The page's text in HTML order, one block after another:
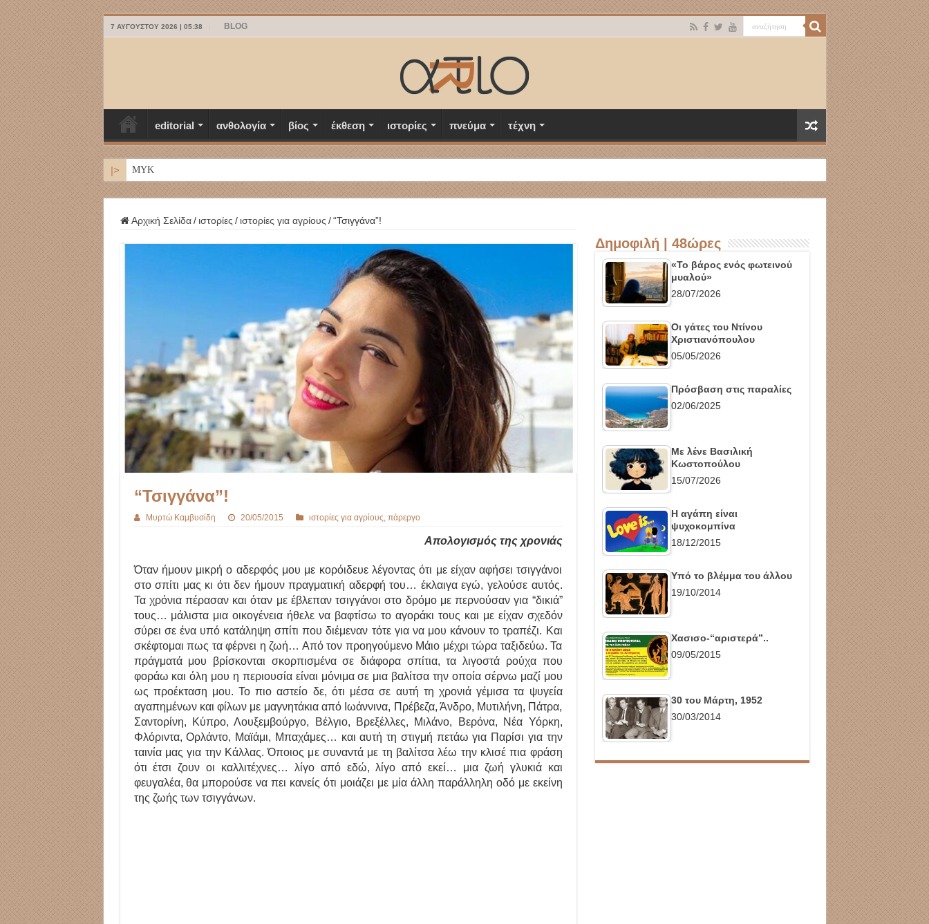
7 ΑΥΓΟΎΣΤΟΥ 2026 | 05:38 BLOG
editorial ανθολογία βίος έκθεση ιστορίες πνεύμα τέχνη
|> ΜΥΚΟΝΟΣ
Αρχική Σελίδα / ιστορίες / ιστορίες για αγρίους / “Τσιγγάνα”!
“Τσιγγάνα”!
Μυρτώ Καμβυσίδη 20/05/2015 ιστορίες για αγρίους πάρεργο
Aπολογισμός της χρονιάς
Όταν ήμουν μικρή ο αδερφός μου με κορόιδευε λέγοντας ότι με είχαν αφήσει τσιγγάνοι
στο σπίτι μας κι ότι δεν ήμουν πραγματική αδερφή του… έκλαιγα εγώ, γελούσε αυτός.
Τα χρόνια πέρασαν και όταν με έβλεπαν τσιγγάνοι στο δρόμο με περνούσαν για “δικιά”
τους… μάλιστα μια οικογένεια ήθελε να βαφτίσω το αγοράκι τους και με είχαν σχεδόν
σύρει σε ένα υπό κατάληψη σπίτι που διέμεναν τότε για να μου κάνουν το τραπέζι. Και
σκέφτομαι πως τα φέρνει η ζωή… Από τον προηγούμενο Μάιο μέχρι τώρα ταξιδεύω. Τα
πράγματά μου βρίσκονται σκορπισμένα σε διάφορα σπίτια, τα λιγοστά ρούχα που
φοράω και όλη μου η περιουσία είναι μόνιμα σε μια βαλίτσα την οποία σέρνω μαζί μου
ως προέκταση μου. Το πιο αστείο δε, ότι μέσα σε αυτή τη χρονιά γέμισα τα ψυγεία
αγαπημένων και φίλων με μαγνητάκια από Ιωάννινα, Πρέβεζα, Άνδρο, Μυτιλήνη, Πάτρα,
Σαντορίνη, Κύπρο, Λουξεμβούργο, Βέλγιο, Βρεξέλλες, Μιλάνο, Βερόνα, Νέα Υόρκη,
Φλόριντα, Ορλάντο, Μαϊάμι, Μπαχάμες… και αυτή τη στιγμή πετάω για Παρίσι για την
ταινία μας για την Κάλλας. Όποιος με συναντά με τη βαλίτσα λέω την κλισέ πια φράση
ότι έτσι ζουν οι καλλιτέχνες… λίγο από εδώ, λίγο από εκεί… μια ζωή γλυκιά και
φευγαλέα, θα μπορούσε να πει κανείς ότι μοιάζει με μία άλλη παράλληλη οδό με εκείνη
της ζωής των τσιγγάνων.
Δημοφιλή | 48ώρες
«Το βάρος ενός φωτεινού
μυαλού»
28/07/2026
Οι γάτες του Ντίνου
Χριστιανόπουλου
05/05/2026
Πρόσβαση στις παραλίες
02/06/2025
Με λένε Βασιλική
Κωστοπούλου
15/07/2026
Η αγάπη είναι
ψυχοκομπίνα
18/12/2015
Υπό το βλέμμα του άλλου
19/10/2014
Χασισο-“αριστερά”..
09/05/2015
30 του Μάρτη, 1952
30/03/2014